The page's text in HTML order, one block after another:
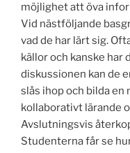
möjlighet att öva
Vid nästföljande
vad de har lärt sig.
källor och kanske har
diskussionen kan de
slås ihop och bilda en
kollaborativt lärande
Avslutningsvis
Studenterna får se